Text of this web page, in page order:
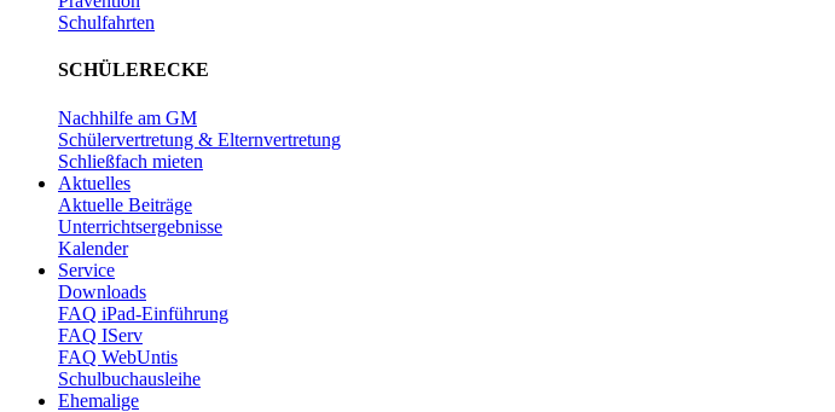
Schulfahrten
SCHÜLERECKE
Nachhilfe am GM
Schülervertretung & Elternvertretung
Schließfach mieten
Aktuelles
Aktuelle Beiträge
Unterrichtsergebnisse
Kalender
Service
Downloads
FAQ iPad-Einführung
FAQ IServ
FAQ WebUntis
Schulbuchausleihe
Ehemalige